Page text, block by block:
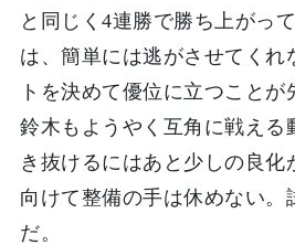
と同じく4連勝で勝ち上がっ
は、簡単には逃がさせてくれ
トを決めて優位に立つことが
鈴木もようやく互角に戦える
き抜けるにはあと少しの良化
向けて整備の手は休めない。
だ。